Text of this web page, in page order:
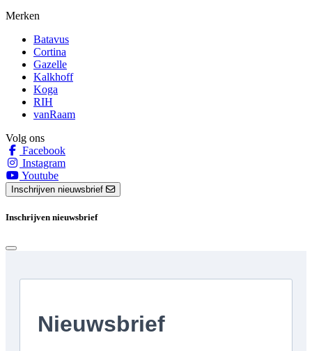
Merken
Batavus
Cortina
Gazelle
Kalkhoff
Koga
RIH
vanRaam
Volg ons
Facebook
Instagram
Youtube
Inschrijven nieuwsbrief
Inschrijven nieuwsbrief